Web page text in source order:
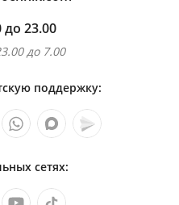
до 23.00
до 7.00
поддержку:
сетях: